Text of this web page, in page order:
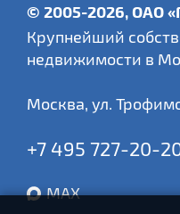
© 2005-2026, ОАО
Крупнейший
недвижимости в
Москва, ул.
+7 495 727-20-
MAX